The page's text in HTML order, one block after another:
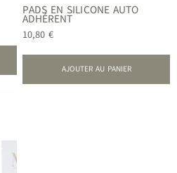
PADS EN SILICONE AUTO
ADHÉRENT
10,80 €
AJOUTER AU PANIER